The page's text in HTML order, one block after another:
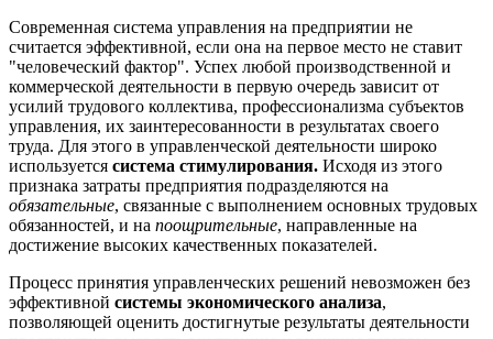
Современная система управления на предприятии не
считается эффективной, если она на первое место не ставит
"человеческий фактор". Успех любой производственной и
коммерческой деятельности в первую очередь зависит от
усилий трудового коллектива, профессионализма субъектов
управления, их заинтересованности в результатах своего
труда. Для этого в управленческой деятельности широко
используется система стимулирования. Исходя из этого
признака затраты предприятия подразделяются на
обязательные, связанные с выполнением основных трудовых
обязанностей, и на поощрительные, направленные на
достижение высоких качественных показателей.
Процесс принятия управленческих решений невозможен без
эффективной системы экономического анализа,
позволяющей оценить достигнутые результаты деятельности